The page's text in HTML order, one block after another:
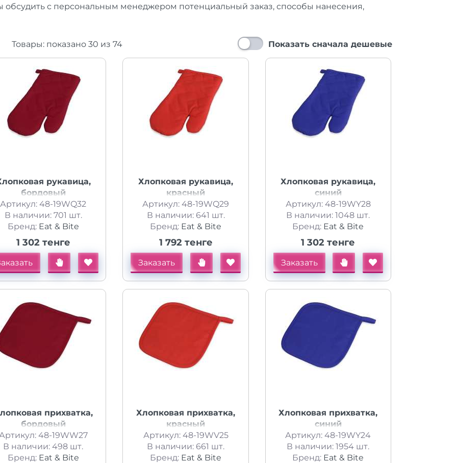
обсудить с персональным менеджером потенциальный заказ, способы нанесения,
Товары: показано 30 из 74 Показать сначала дешевые
рукавица,
бордовый
Артикул: 48-19WQ32
В наличии: 701 шт.
Бренд: Eat & Bite
1 302 тенге
Хлопковая рукавица,
красный
Артикул: 48-19WQ29
В наличии: 641 шт.
Бренд: Eat & Bite
1 792 тенге
Заказать
Хлопковая рукавица,
синий
Артикул: 48-19WY28
В наличии: 1048 шт.
Бренд: Eat & Bite
1 302 тенге
Заказать
прихватка,
бордовый
48-19WW27
В наличии: 498 шт.
Бренд: Eat & Bite
Хлопковая прихватка,
красный
Артикул: 48-19WV25
В наличии: 661 шт.
Бренд: Eat & Bite
Хлопковая прихватка,
синий
Артикул: 48-19WY24
В наличии: 1954 шт.
Бренд: Eat & Bite